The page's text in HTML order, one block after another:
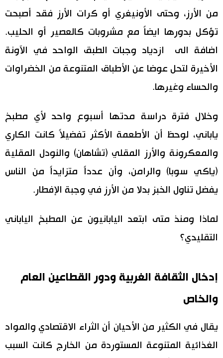
من الأرز، وحتى الأونيغري أو كرات الأرز فقد أصبحت
تؤكل بدورها ايضاً مع مشروبات كالعصير أو الحليب.
اضافة الى ازدياد وجبات الطبق الواحد في الآونة
الأخيرة لتحل عوضا عن الأطباق المتنوعة من الخضراوات
والحساء وغيرها.
وخلال فترة دراسة مدتها أسبوع واحد لأي مطبخ
ياباني، لوحظ أن الأطعمة الأكثر تفضيلاً كانت الكاري
والمعكرونة والأرز المقلي (تشاهان) والنودل المقلية
(ياكي سوبا) والرامن، وأن عدداً متزايداً من الناس
يفضل تناول الخبز بدلا من الأرز في وجبة الإفطار.
لماذا ومنذ متى ابتعد اليابانيون عن المطبخ الياباني
التقليدي؟
إدخال الثقافة الغربية ودور القطاعين العام
والخاص
يقال في الكثير من الأحيان أن الثراء الاقتصادي والمواد
الغذائية المتنوعة المستوردة من الخارج كانت السبب